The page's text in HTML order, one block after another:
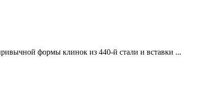
формы клинок из 440-й стали и вставки ...